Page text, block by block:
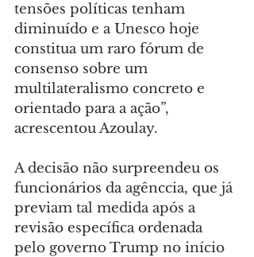
tensões políticas tenham
diminuído e a Unesco hoje
constitua um raro fórum de
consenso sobre um
multilateralismo concreto e
orientado para a ação”,
acrescentou Azoulay.
A decisão não surpreendeu os
funcionários da agênccia, que já
previam tal medida após a
revisão específica ordenada
pelo governo Trump no início